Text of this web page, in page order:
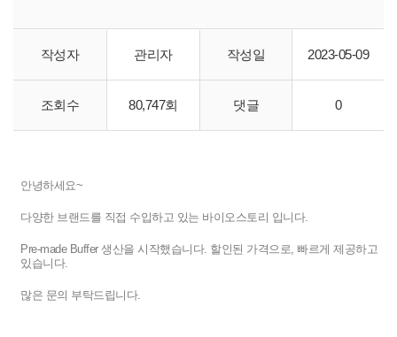
작성자 관리자 작성일 2023-05-09
조회수 80,747회 댓글 0
https://www.ibric.org/myboard/read.php?Board=new_protec
안녕하세요~
다양한 브랜드를 직접 수입하고 있는 바이오스토리 입니다.
Pre-made Buffer 생산을 시작했습니다. 할인된 가격으로, 빠르게 제공하고
있습니다.
많은 문의 부탁드립니다.